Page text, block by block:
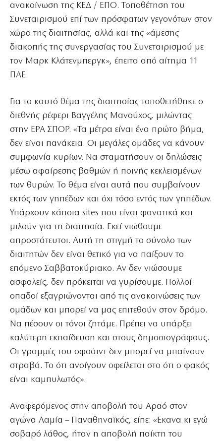
ανακοίνωση της ΚΕΔ / ΕΠΟ. Τοποθέτηση του
Συνεταιρισμού επί των πρόσφατων γεγονότων στον
χώρο της διαιτησίας, αλλά και της «άμεσης
διακοπής της συνεργασίας του Συνεταιρισμού με
τον Μαρκ Κλάτενμπεργκ», έπειτα από αίτημα 11
ΠΑΕ.
Για το καυτό θέμα της διαιτησίας τοποθετήθηκε ο
διεθνής ρέφερι Βαγγέλης Μανούχος, μιλώντας
στην ΕΡΑ ΣΠΟΡ. «Τα μέτρα είναι ένα πρώτο βήμα,
δεν είναι πανάκεια. Οι μεγάλες ομάδες να κάνουν
συμφωνία κυρίων. Να σταματήσουν οι δηλώσεις
μέσω αφαίρεσης βαθμών ή ποινής κεκλεισμένων
των θυρών. Το θέμα είναι αυτά που συμβαίνουν
εκτός των γηπέδων και όχι τόσο εντός των γηπέδων.
Υπάρχουν κάποια sites που είναι φανατικά και
μιλούν για τη διαιτησία. Εκεί νιώθουμε
απροστάτευτοι. Αυτή τη στιγμή το σύνολο των
διαιτητών δεν είναι θετικό για να παίξουν το
επόμενο Σαββατοκύριακο. Αν δεν νιώσουμε
ασφαλείς, δεν πρόκειται να γυρίσουμε. Πολλοί
οπαδοί εξαγριώνονται από τις ανακοινώσεις των
ομάδων και μπορεί να μας επιτεθούν στον δρόμο.
Να πέσουν οι τόνοι ζητάμε. Πρέπει να υπάρξει
καλύτερη εκπαίδευση και στους δημοσιογράφους.
Οι γραμμές του οφσάιντ δεν μπορεί να μπαίνουν
στραβά. Το ότι ανοίγουν οφείλεται στο ότι ο φακός
είναι καμπυλωτός».
Αναφερόμενος στην αποβολή του Αραό στον
αγώνα Λαμία – Παναθηναϊκός, είπε: «Εκανα κι εγώ
σοβαρό λάθος, ήταν η αποβολή παίκτη του